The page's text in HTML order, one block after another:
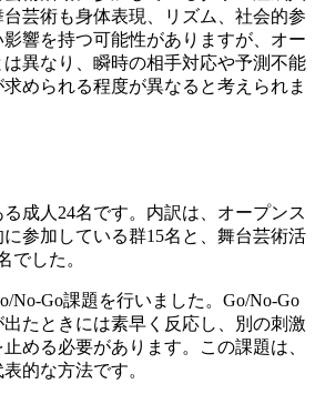
芸術も身体表現、リズム、社会的参
響を持つ可能性がありますが、オー
異なり、瞬時の相手対応や予測不能
められる程度が異なると考えられま
成人24名です。内訳は、オープンス
参加している群15名と、舞台芸術活
でした。
No-Go課題を行いました。Go/No-Go
たときには素早く反応し、別の刺激
める必要があります。この課題は、
的な方法です。